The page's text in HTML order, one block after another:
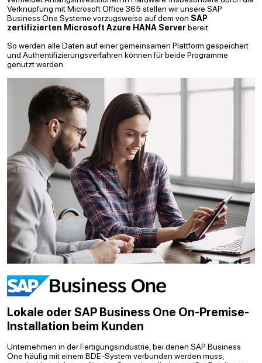
Verknüpfung mit Microsoft Office 365 stellen wir unsere SAP
Business One Systeme vorzugsweise auf dem von SAP
zertifizierten Microsoft Azure HANA Serverbereit.
So werden alle Daten auf einer gemeinsamen Plattform gespeichert
und Authentifizierungsverfahren können für beide Programme
genutzt werden.
Lokale oder SAP Business One On-Premise-
Installation beim Kunden
Unternehmen in der Fertigungsindustrie, bei denen SAP Business
One häufig mit einem BDE-System verbunden werden muss,